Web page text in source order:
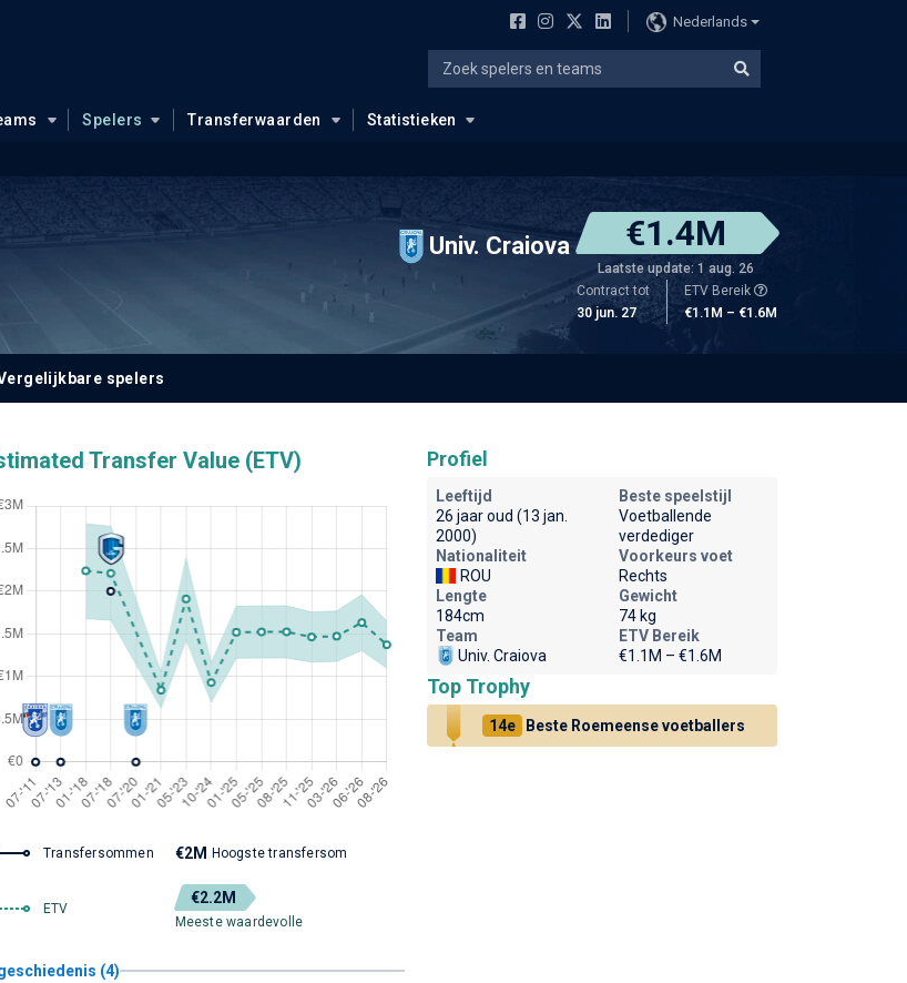
Nederlands
Spelers Transferwaarden Statistieken
Univ. Craiova €1.4M
Laatste update: 1 aug. 26
Contract tot
30 jun. 27
ETV Bereik
€1.1M – €1.6M
spelers
Transfer Value (ETV)
Transfersommen €2M Hoogste transfersom
ETV
€2.2M
Meeste waardevolle
(4)
Profiel
Leeftijd
26 jaar oud (13 jan.
2000)
Beste speelstijl
Voetballende
verdediger
Nationaliteit
ROU
Voorkeurs voet
Rechts
Lengte
184cm
Gewicht
74 kg
Team
Univ. Craiova
ETV Bereik
€1.1M – €1.6M
Top Trophy
14e Beste Roemeense voetballers